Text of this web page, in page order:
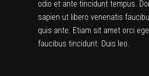
odio et ante tincidunt tempus.
sapien ut libero venenatis
quis ante. Etiam sit amet orci
faucibus tincidunt. Duis leo.